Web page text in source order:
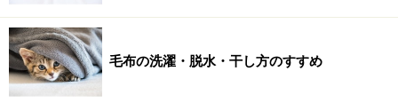
り、在宅している家族が普段より多い…ということは…む
しろ家事に勤しめる人員は増えているはず…ですよね？
毛布の洗濯・脱水・干し方のすすめ